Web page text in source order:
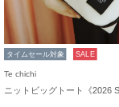
タイムセール対象 SALE
Te chichi